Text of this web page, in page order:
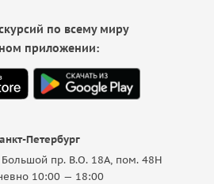
Петербург
Большой пр. В.О. 18A, пом. 48Н
10:00 — 18:00
по всему миру
приложении: